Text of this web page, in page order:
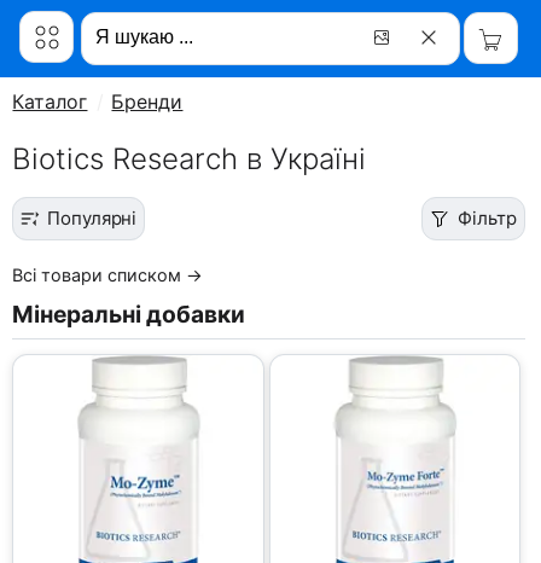
Каталог Бренди
Biotics Research в Україні
Популярні Фільтр
Всі товари списком →
Мінеральні добавки